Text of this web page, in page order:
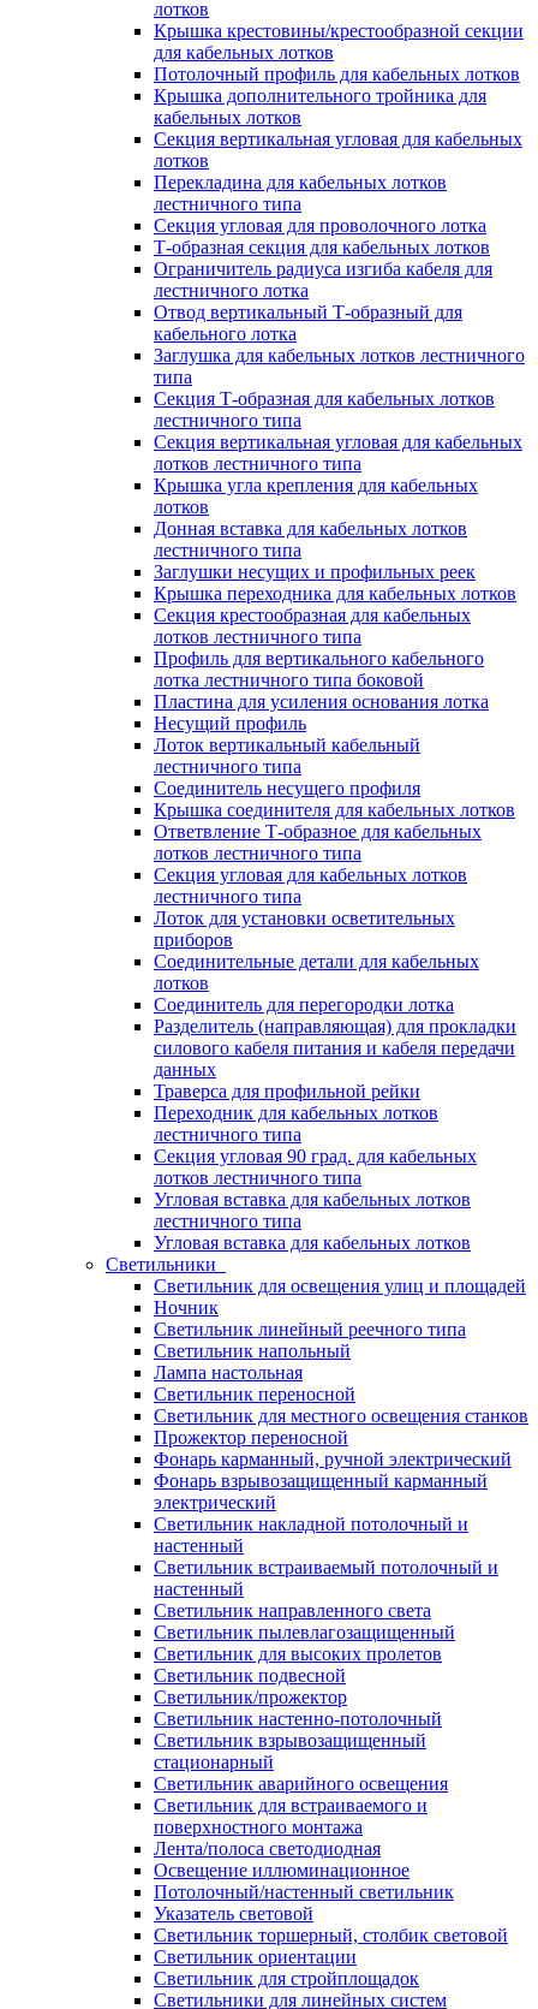
лотков
Крышка крестовины/крестообразной секции
для кабельных лотков
Потолочный профиль для кабельных лотков
Крышка дополнительного тройника для
кабельных лотков
Секция вертикальная угловая для кабельных
лотков
Перекладина для кабельных лотков
лестничного типа
Секция угловая для проволочного лотка
Т-образная секция для кабельных лотков
Ограничитель радиуса изгиба кабеля для
лестничного лотка
Отвод вертикальный Т-образный для
кабельного лотка
Заглушка для кабельных лотков лестничного
типа
Секция Т-образная для кабельных лотков
лестничного типа
Секция вертикальная угловая для кабельных
лотков лестничного типа
Крышка угла крепления для кабельных
лотков
Донная вставка для кабельных лотков
лестничного типа
Заглушки несущих и профильных реек
Крышка переходника для кабельных лотков
Секция крестообразная для кабельных
лотков лестничного типа
Профиль для вертикального кабельного
лотка лестничного типа боковой
Пластина для усиления основания лотка
Несущий профиль
Лоток вертикальный кабельный
лестничного типа
Соединитель несущего профиля
Крышка соединителя для кабельных лотков
Ответвление Т-образное для кабельных
лотков лестничного типа
Секция угловая для кабельных лотков
лестничного типа
Лоток для установки осветительных
приборов
Соединительные детали для кабельных
лотков
Соединитель для перегородки лотка
Разделитель (направляющая) для прокладки
силового кабеля питания и кабеля передачи
данных
Траверса для профильной рейки
Переходник для кабельных лотков
лестничного типа
Секция угловая 90 град. для кабельных
лотков лестничного типа
Угловая вставка для кабельных лотков
лестничного типа
Угловая вставка для кабельных лотков
Светильники
Светильник для освещения улиц и площадей
Ночник
Светильник линейный реечного типа
Светильник напольный
Лампа настольная
Светильник переносной
Светильник для местного освещения станков
Прожектор переносной
Фонарь карманный, ручной электрический
Фонарь взрывозащищенный карманный
электрический
Светильник накладной потолочный и
настенный
Светильник встраиваемый потолочный и
настенный
Светильник направленного света
Светильник пылевлагозащищенный
Светильник для высоких пролетов
Светильник подвесной
Светильник/прожектор
Светильник настенно-потолочный
Светильник взрывозащищенный
стационарный
Светильник аварийного освещения
Светильник для встраиваемого и
поверхностного монтажа
Лента/полоса светодиодная
Освещение иллюминационное
Потолочный/настенный светильник
Указатель световой
Светильник торшерный, столбик световой
Светильник ориентации
Светильник для стройплощадок
Светильники для линейных систем